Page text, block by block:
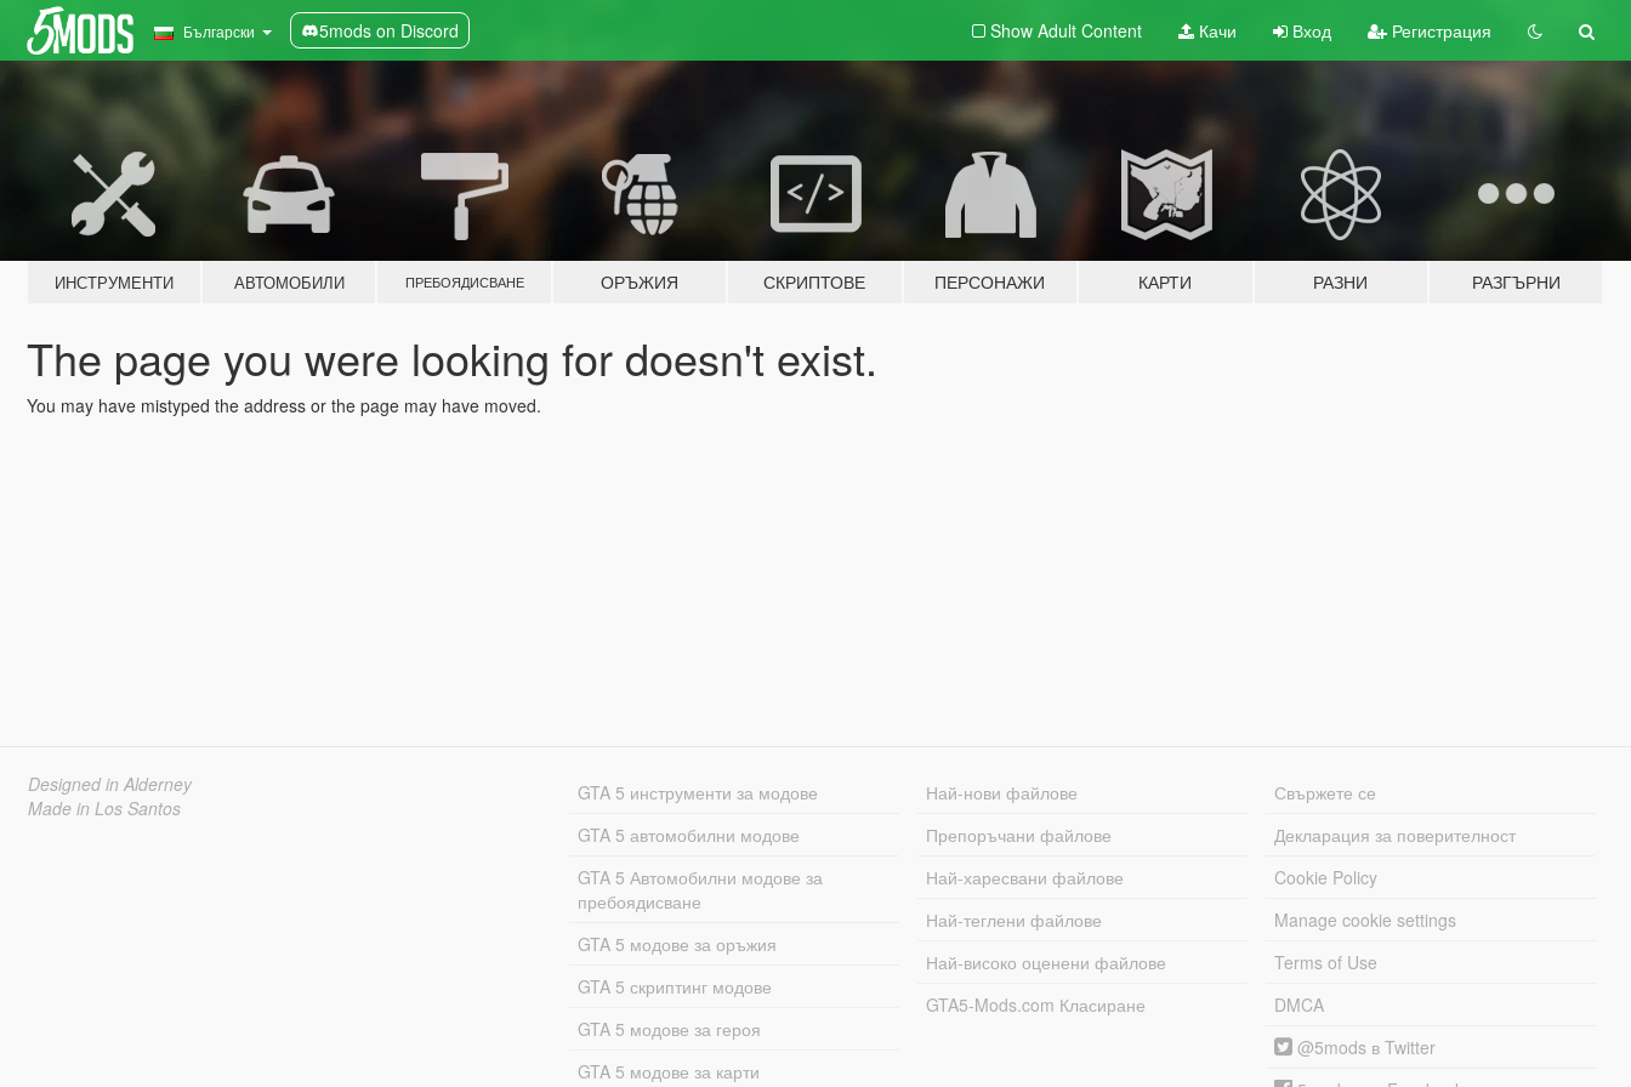
Български 5mods on Discord Show Adult Content Качи Вход Регистрация
ИНСТРУМЕНТИ АВТОМОБИЛИ ПРЕБОЯДИСВАНЕ ОРЪЖИЯ СКРИПТОВЕ ПЕРСОНАЖИ КАРТИ РАЗНИ РАЗГЪРНИ
The page you were looking for doesn't exist.
You may have mistyped the address or the page may have moved.
Designed in Alderney
Made in Los Santos
GTA 5 инструменти за модове
GTA 5 автомобилни модове
GTA 5 Автомобилни модове за
пребоядисване
GTA 5 модове за оръжия
GTA 5 скриптинг модове
GTA 5 модове за героя
GTA 5 модове за карти
Най-нови файлове
Препоръчани файлове
Най-харесвани файлове
Най-теглени файлове
Най-високо оценени файлове
GTA5-Mods.com Класиране
Свържете се
Декларация за поверителност
Cookie Policy
Manage cookie settings
Terms of Use
DMCA
@5mods в Twitter